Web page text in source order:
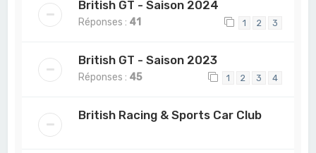
British GT - Saison 2024
Réponses : 41 1 2 3
British GT - Saison 2023
Réponses : 45 1 2 3 4
British Racing & Sports Car Club